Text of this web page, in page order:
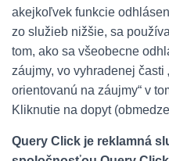
akejkoľvek funkcie
zo služieb nižšie, sa
tom, ako sa všeobecne
záujmy, vo vyhradenej časti
orientovanú na záujmy“ v
Kliknutie na dopyt
Query Click je reklamná